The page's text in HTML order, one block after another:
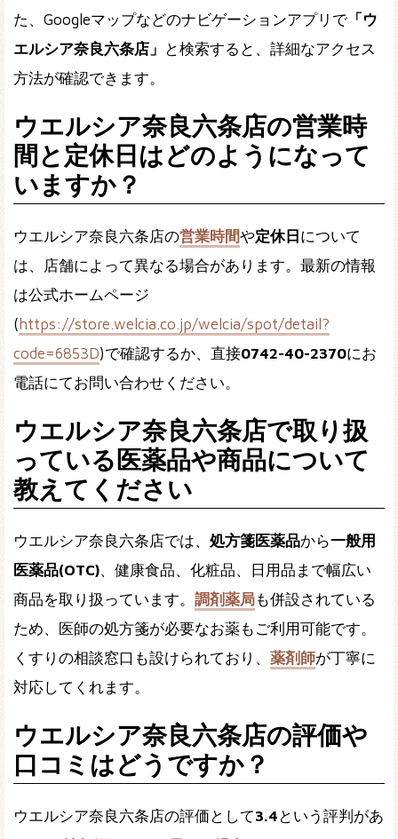
た、Googleマップなどのナビゲーションアプリで「ウ
エルシア奈良六条店」 と検索すると、詳細なアクセス
方法が確認できます。
ウエルシア奈良六条店の営業時
間と定休日はどのようになって
いますか？
ウエルシア奈良六条店の営業時間や定休日について
は、店舗によって異なる場合があります。最新の情報
は公式ホームページ
(https://store.welcia.co.jp/welcia/spot/detail?
code=6853D)で確認するか、直接0742-40-2370にお
電話にてお問い合わせください。
ウエルシア奈良六条店で取り扱
っている医薬品や商品について
教えてください
ウエルシア奈良六条店では、 処方箋医薬品から一般用
医薬品(OTC)、健康食品、化粧品、日用品まで幅広い
商品を取り扱っています。 調剤薬局も併設されている
ため、医師の処方箋が必要なお薬もご利用可能です。
くすりの相談窓口も設けられており、 薬剤師が丁寧に
対応してくれます。
ウエルシア奈良六条店の評価や
口コミはどうですか？
ウエルシア奈良六条店の評価として3.4 という評判があ